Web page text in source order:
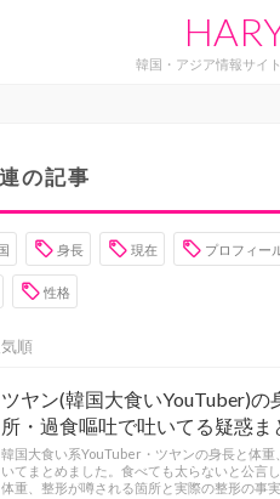
韓国・アジア情報サイ
の記事
身長 現在 プロフィー
性格
気順
ツヤン(韓国大食いYouTuber)の
所・過食嘔吐で吐いてる疑惑ま
韓国大食い系YouTuber・ツヤンの身長と体
いてまとめました。食べても太らないと公言
体重、整形が噂される箇所と実際の整形の事